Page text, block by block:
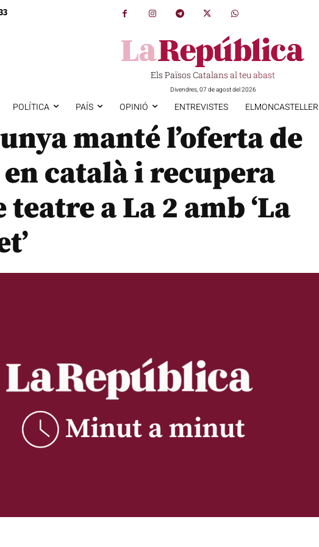
Els Països Catalans al teu abast
Divendres, 07 de agost del 2026
POLÍTICA PAÍS OPINIÓ ENTREVISTES ELMONCASTELLER
manté l’oferta de
català i recupera
teatre a La 2 amb ‘La